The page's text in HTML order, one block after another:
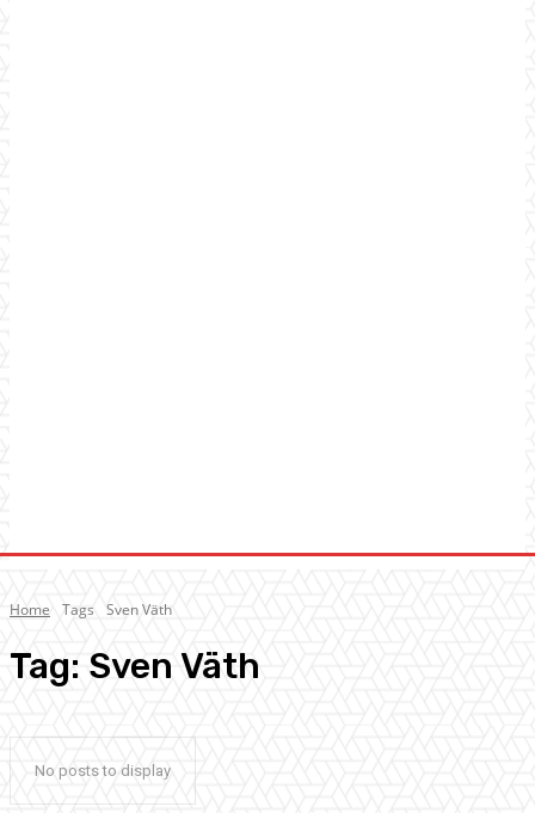
Home Tags Sven Väth
Tag: Sven Väth
No posts to display